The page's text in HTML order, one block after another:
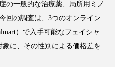
の一般的な治療薬、局所用ミノ
回の調査は、 3つのオンライン
）で入手可能なフェイシャ
象に、その性別による価格差を